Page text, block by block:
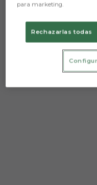
para marketing.
Rechazarlas todas